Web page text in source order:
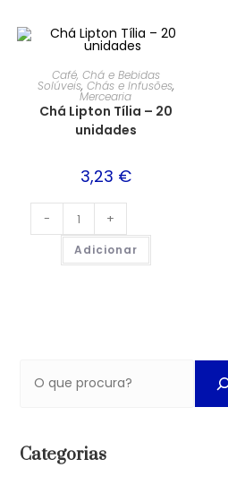
Café, Chá e Bebidas
Solúveis, Chás e Infusões,
Mercearia
Chá Lipton Tília – 20
unidades
3,23 €
- +
Adicionar
Categorias